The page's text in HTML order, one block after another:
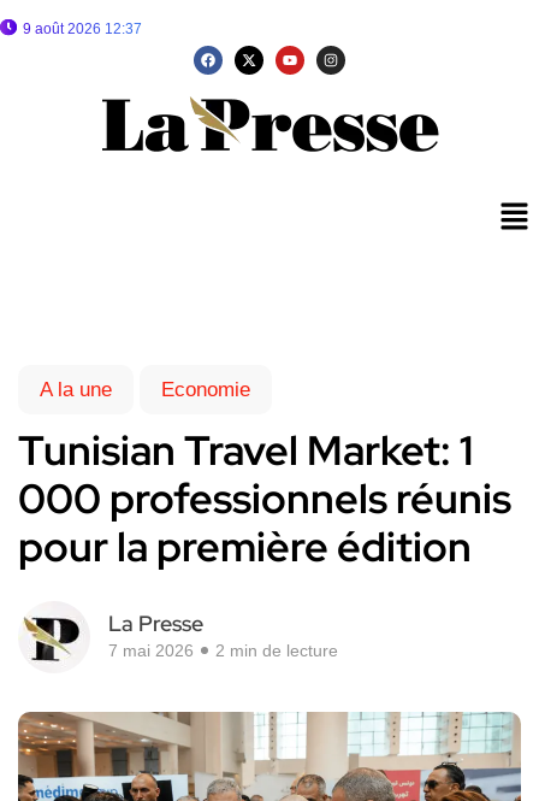
9 août 2026 12:37
A la une Economie
Tunisian Travel Market: 1
000 professionnels réunis
pour la première édition
La Presse
7 mai 2026 2 min de lecture